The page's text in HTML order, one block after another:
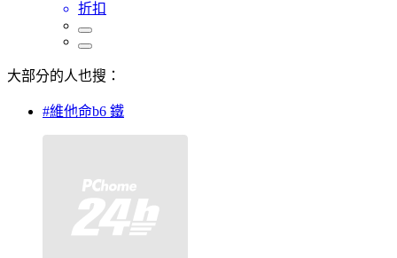
折扣
大部分的人也搜：
#維他命b6 鐵